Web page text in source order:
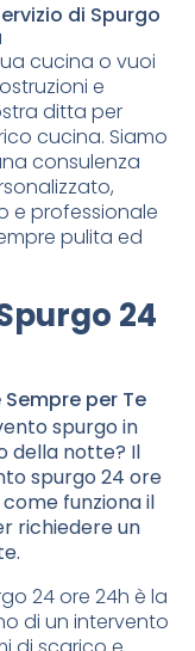
di Spurgo
cucina o vuoi
e
ditta per
cucina. Siamo
consulenza
e professionale
pulita ed
24
per Te
spurgo in
della notte? Il
spurgo 24 ore
funziona il
richiedere un
24 ore 24h è la
di un intervento